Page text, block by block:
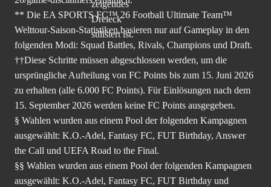
** Die EA SPORTS FC™ 26 Football Ultimate Team™
Welttour-Saison-Statistiken basieren nur auf Gameplay in den
folgenden Modi: Squad Battles, Rivals, Champions und Draft.
††Diese Schritte müssen abgeschlossen werden, um die
ursprüngliche Aufteilung von FC Points bis zum 15. Juni 2026
zu erhalten (alle 6.000 FC Points). Für Einlösungen nach dem
15. September 2026 werden keine FC Points ausgegeben.
§ Wahlen wurden aus einem Pool der folgenden Kampagnen
ausgewählt: K.O.-Adel, Fantasy FC, FUT Birthday, Answer
the Call und UEFA Road to the Final.
§§ Wahlen wurden aus einem Pool der folgenden Kampagnen
ausgewählt: K.O.-Adel, Fantasy FC, FUT Birthday und